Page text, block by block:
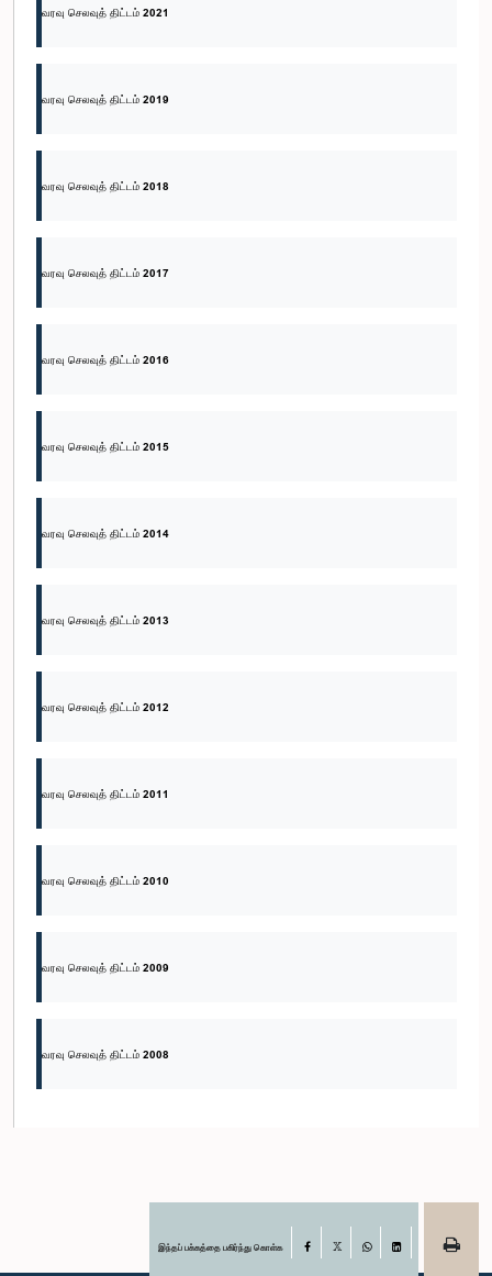
வரவு செலவுத் திட்டம் 2021
வரவு செலவுத் திட்டம் 2019
வரவு செலவுத் திட்டம் 2018
வரவு செலவுத் திட்டம் 2017
வரவு செலவுத் திட்டம் 2016
வரவு செலவுத் திட்டம் 2015
வரவு செலவுத் திட்டம் 2014
வரவு செலவுத் திட்டம் 2013
வரவு செலவுத் திட்டம் 2012
வரவு செலவுத் திட்டம் 2011
வரவு செலவுத் திட்டம் 2010
வரவு செலவுத் திட்டம் 2009
வரவு செலவுத் திட்டம் 2008
இந்தப் பக்கத்தை பகிர்ந்து கொள்க Facebook